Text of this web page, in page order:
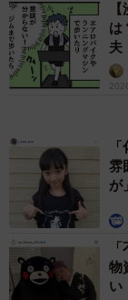
はたして、どう
藤さんに詳しく
お客さまのた
関西の店舗はこ
るが、客側とし
「お客さまが望
ん。スタッフに
客さまが悩んで
にと伝えていま
とを大事にして
は
夫
雰
が
物
い